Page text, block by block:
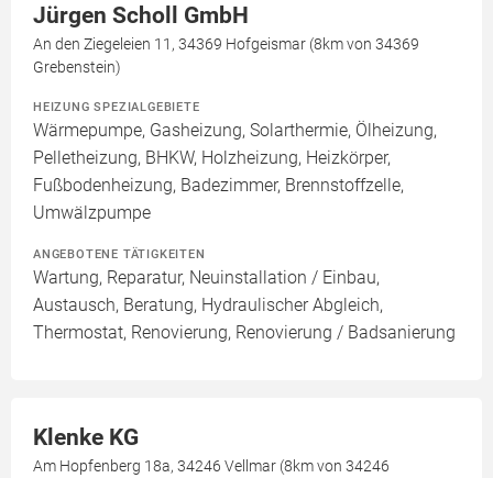
Jürgen Scholl GmbH
An den Ziegeleien 11, 34369 Hofgeismar (8km von 34369
Grebenstein)
HEIZUNG SPEZIALGEBIETE
Wärmepumpe, Gasheizung, Solarthermie, Ölheizung,
Pelletheizung, BHKW, Holzheizung, Heizkörper,
Fußbodenheizung, Badezimmer, Brennstoffzelle,
Umwälzpumpe
ANGEBOTENE TÄTIGKEITEN
Wartung, Reparatur, Neuinstallation / Einbau,
Austausch, Beratung, Hydraulischer Abgleich,
Thermostat, Renovierung, Renovierung / Badsanierung
Klenke KG
Am Hopfenberg 18a, 34246 Vellmar (8km von 34246